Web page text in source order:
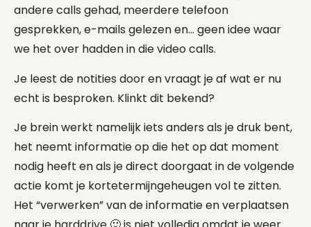
andere calls gehad, meerdere telefoon
gesprekken, e-mails gelezen en… geen idee waar
we het over hadden in die video calls.
Je leest de notities door en vraagt je af wat er nu
echt is besproken. Klinkt dit bekend?
Je brein werkt namelijk iets anders als je druk bent,
het neemt informatie op die het op dat moment
nodig heeft en als je direct doorgaat in de volgende
actie komt je kortetermijngeheugen vol te zitten.
Het “verwerken” van de informatie en verplaatsen